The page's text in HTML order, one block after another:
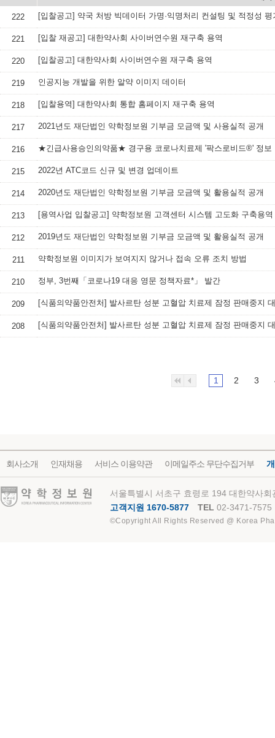
222 [입찰공고] 약국 처방 빅데이터 가명·익명처리 컨설팅 및 적정성 평
221 [입찰 재공고] 대한약사회 사이버연수원 재구축 용역
220 [입찰공고] 대한약사회 사이버연수원 재구축 용역
219 인공지능 개발을 위한 알약 이미지 데이터
218 [입찰용역] 대한약사회 통합 홈페이지 재구축 용역
217 2021년도 재단법인 약학정보원 기부금 모금액 및 사용실적 공개
216 ★긴급사용승인의약품★ 경구용 코로나치료제 '팍스로비드®' 정보
215 2022년 ATC코드 신규 및 변경 업데이트
214 2020년도 재단법인 약학정보원 기부금 모금액 및 활용실적 공개
213 [용역사업 입찰공고] 약학정보원 고객센터 시스템 고도화 구축용역
212 2019년도 재단법인 약학정보원 기부금 모금액 및 활용실적 공개
211 약학정보원 이미지가 보여지지 않거나 접속 오류 조치 방법
210 정부, 3번째「코로나19 대응 영문 정책자료*」 발간
209
208
1 2 3
회사소개 인재채용 서비스 이용약관 이메일주소 무단수집거부
약학정보원
서울특별시 서초구 효령로 194 대한약사
고객지원 1670-5877
TEL 02-3471-7575
©Copyright All Rights Reserved @ Korea